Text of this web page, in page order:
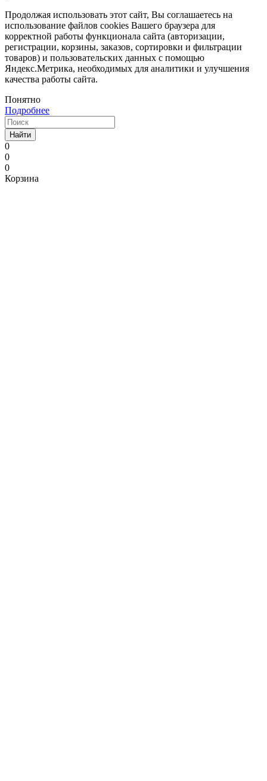
Продолжая использовать этот сайт, Вы соглашаетесь на
использование файлов cookies Вашего браузера для
корректной работы функционала сайта (авторизации,
регистрации, корзины, заказов, сортировки и фильтрации
товаров) и пользовательских данных с помощью
Яндекс.Метрика, необходимых для аналитики и улучшения
качества работы сайта.
Понятно
Подробнее
Найти
0
0
0
Корзина